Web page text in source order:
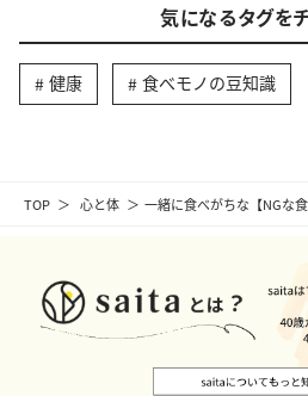
TOP 心と体 一緒に食べがちな【NGな
気になるタグをチ
健康 食べモノの豆知識